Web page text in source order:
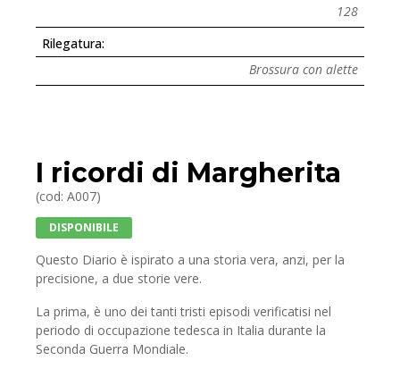
128
Rilegatura:
Brossura con alette
I ricordi di Margherita
(cod: A007)
DISPONIBILE
Questo Diario è ispirato a una storia vera, anzi, per la
precisione, a due storie vere.
La prima, è uno dei tanti tristi episodi verificatisi nel
periodo di occupazione tedesca in Italia durante la
Seconda Guerra Mondiale.